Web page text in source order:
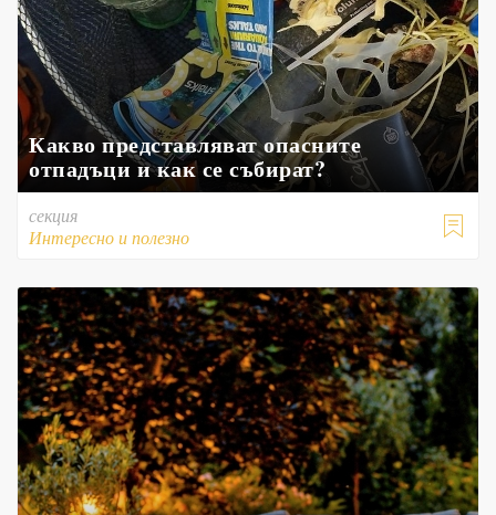
Какво представляват опасните
отпадъци и как се събират?

секция
Интересно и полезно